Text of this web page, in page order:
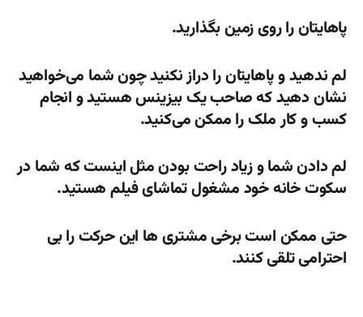
پاهایتان را روی زمین بگذارید.
لم ندهید و پاهایتان را دراز نکنید چون شما می‌خواهید
نشان دهید که صاحب یک بیزینس هستید و انجام
کسب و کار ملک را ممکن می‌کنید.
لم دادن شما و زیاد راحت بودن مثل اینست که شما در
سکوت خانه خود مشغول تماشای فیلم هستید.
حتی ممکن است برخی مشتری ها این حرکت را بی
احترامی تلقی کنند.